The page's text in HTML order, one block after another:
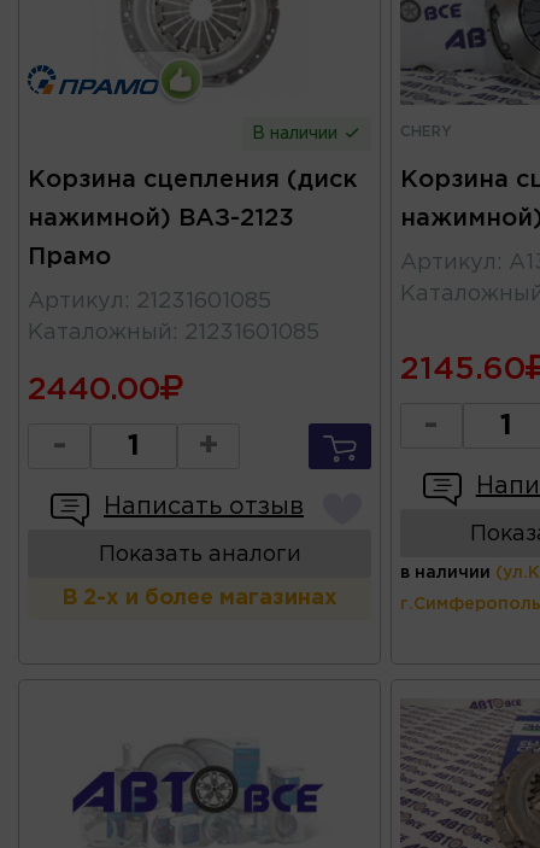
В наличии
Корзина сцепления (диск
нажимной) ВАЗ-2123
Прамо
Артикул : 21231601085
Каталожный : 21231601085
2440.00
- +
Написать отзыв
Показать аналоги
В 2-х и более магазинах
CHERY
Корзина
нажимной)
Артикул :
2145.60
-
в наличии